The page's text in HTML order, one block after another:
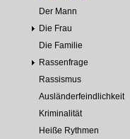
Der Mann
Die Frau
Die Familie
Rassenfrage
Rassismus
Ausländerfeindlichkeit
Kriminalität
Heiße Rythmen